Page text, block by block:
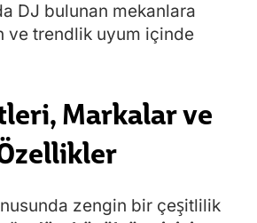
DJ bulunan mekanlara
ve trendlik uyum içinde
Markalar ve
zengin bir çeşitlilik